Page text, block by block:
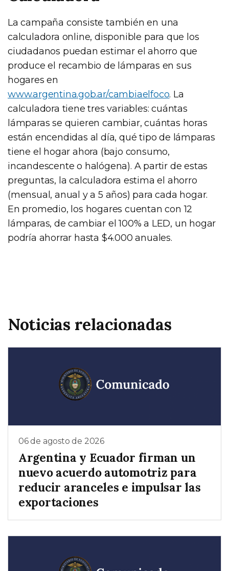
La campaña consiste también en una
calculadora online, disponible para que los
ciudadanos puedan estimar el ahorro que
produce el recambio de lámparas en sus
hogares en
www.argentina.gob.ar/cambiaelfoco. La
calculadora tiene tres variables: cuántas
lámparas se quieren cambiar, cuántas horas
están encendidas al día, qué tipo de lámparas
tiene el hogar ahora (bajo consumo,
incandescente o halógena). A partir de estas
preguntas, la calculadora estima el ahorro
(mensual, anual y a 5 años) para cada hogar.
En promedio, los hogares cuentan con 12
lámparas, de cambiar el 100% a LED, un hogar
podría ahorrar hasta $4.000 anuales.
Noticias relacionadas
06 de agosto de 2026
Argentina y Ecuador firman un
nuevo acuerdo automotriz para
reducir aranceles e impulsar las
exportaciones